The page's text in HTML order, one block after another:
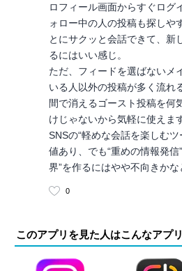
ロフィール画面からすぐログ
ォロー中の人の投稿も探しや
とにサクッと会話できて、新
るにはいい感じ。
ただ、フィードを選ばないメ
いる人以外の投稿が多く流れ
間で消えるゴースト投稿を何
けじゃないから気軽に使えま
SNSの“軽めな会話を楽しむ
値あり、でも“重めの情報発
界”を作るにはやや不向きかな
0
このアプリを見た人はこんなアプ